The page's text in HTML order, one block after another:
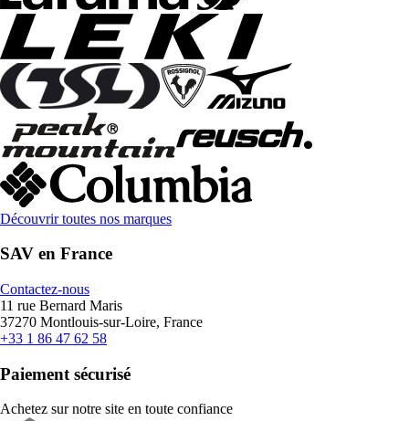
Découvrir toutes nos marques
SAV en France
Contactez-nous
11 rue Bernard Maris
37270 Montlouis-sur-Loire, France
+33 1 86 47 62 58
Paiement sécurisé
Achetez sur notre site en toute confiance